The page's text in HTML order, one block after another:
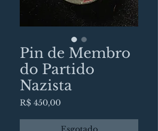
Pin de Membro
do Partido
Nazista
R$ 450,00Preço
Esgotado